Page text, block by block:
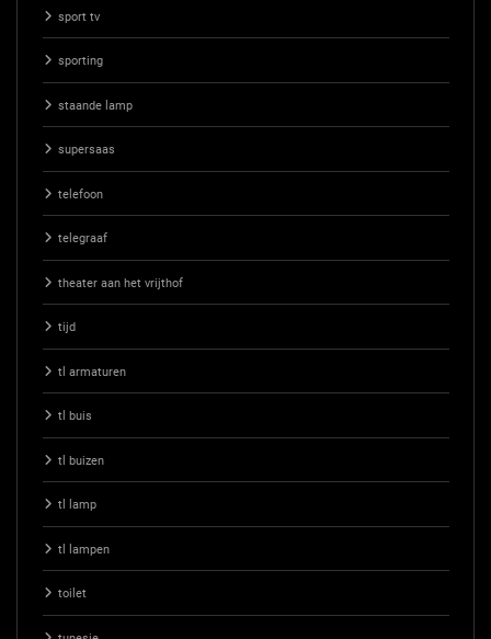
sport tv
sporting
staande lamp
supersaas
telefoon
telegraaf
theater aan het vrijthof
tijd
tl armaturen
tl buis
tl buizen
tl lamp
tl lampen
toilet